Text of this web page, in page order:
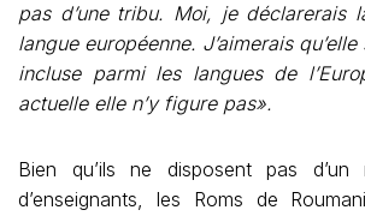
pas d’une tribu. Moi, je déclarerais
langue européenne. J’aimerais
incluse parmi les langues de
actuelle elle n’y figure pas».
Bien qu’ils ne disposent pas d’un
d’enseignants, les Roms de